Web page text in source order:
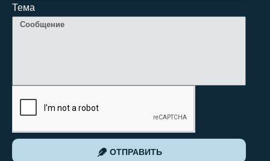
Тема
ОТПРАВИТЬ